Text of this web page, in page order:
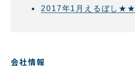
2017年1月えるぼし★★
会社情報